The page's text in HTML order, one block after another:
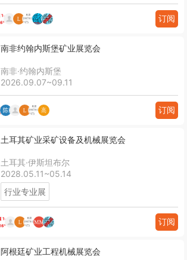
订阅
南非约翰内斯堡矿业展览会
南非·约翰内斯堡
2026.09.07~09.11
订阅
土耳其矿业采矿设备及机械展览会
土耳其·伊斯坦布尔
2028.05.11~05.14
行业专业展
订阅
阿根廷矿业工程机械展览会